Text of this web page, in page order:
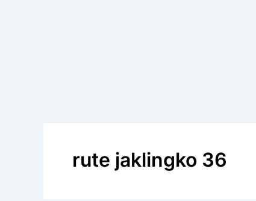
rute jaklingko 36